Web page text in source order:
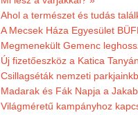
Ahol a természet és tudás
A Mecsek Háza Egyesület
Megmenekült Gemenc
Új fizetőeszköz a Katica
Csillagséták nemzeti
Madarak és Fák Napja a
Világméretű kampányhoz